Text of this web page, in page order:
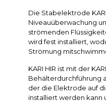
Die Stabelektrode
Niveauüberwachung
strömenden
wird fest installiert,
Strömung
KARI HIR ist mit der
Behälterdurchführung
der die Elektrode auf
installiert werden kann